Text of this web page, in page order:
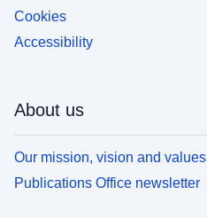
Cookies
Accessibility
About us
Our mission, vision and values
Publications Office newsletter